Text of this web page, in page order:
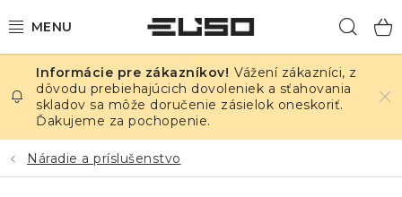
na
ELEKTRINA
TEPLOTA A VLHKOSŤ
TLAK A ÚNIKY
Vážení zákazníci, z
dôvodu prebiehajúcich dovoleniek a sťahovania
skladov sa môže doručenie zásielok oneskoriť.
Ďakujeme za pochopenie.
Náradie a príslušenstvo